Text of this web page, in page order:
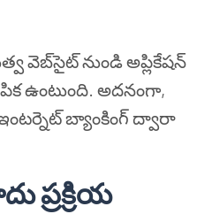
వెబ్‌సైట్ నుండి అప్లికేషన్
ఉంటుంది. అదనంగా,
బ్యాంకింగ్ ద్వారా
ప్రక్రియ